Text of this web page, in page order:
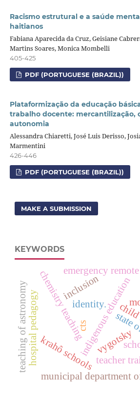
Racismo estrutural e a saúde
haitianos
Fabiana Aparecida da Cruz, Geisiane
Martins Soares, Monica Mombelli
405-425
PDF (PORTUGUESE (BRAZIL))
Plataformização da educação
trabalho docente: mercantilização,
autonomia
Alessandra Chiaretti, José Luis Derisso,
Marmentini
426-446
PDF (PORTUGUESE (BRAZIL))
MAKE A SUBMISSION
KEYWORDS
indigenous education
krahô schools
identity.
chemistry teaching vygotsky
cts
emergency
hospital pedagogy
inclusion
municipal department
teaching of astronomy teacher